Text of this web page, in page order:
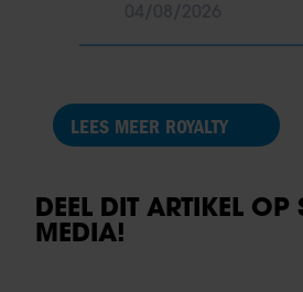
LEES MEER ROYALTY
DEEL DIT ARTIKEL
MEDIA!